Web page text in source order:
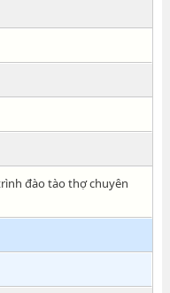
đào tào thợ chuyên